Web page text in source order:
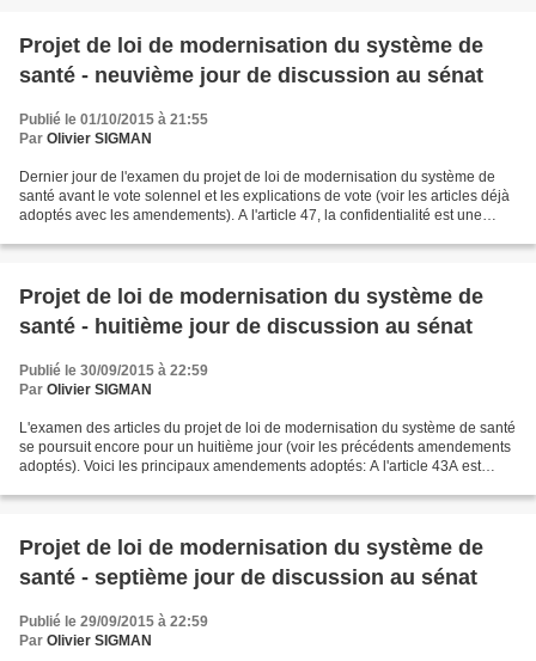
Projet de loi de modernisation du système de
santé - neuvième jour de discussion au sénat
Publié le 01/10/2015 à 21:55
Par Olivier SIGMAN
Dernier jour de l'examen du projet de loi de modernisation du système de
santé avant le vote solennel et les explications de vote (voir les articles déjà
adoptés avec les amendements). A l'article 47, la confidentialité est une
Projet de loi de modernisation du système de
santé - huitième jour de discussion au sénat
Publié le 30/09/2015 à 22:59
Par Olivier SIGMAN
L'examen des articles du projet de loi de modernisation du système de santé
se poursuit encore pour un huitième jour (voir les précédents amendements
adoptés). Voici les principaux amendements adoptés: A l'article 43A est
Projet de loi de modernisation du système de
santé - septième jour de discussion au sénat
Publié le 29/09/2015 à 22:59
Par Olivier SIGMAN